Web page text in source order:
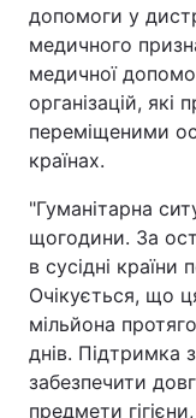
допомоги у
медичного
медичної
організацій,
переміщеними
країнах.
"Гуманітарна
щогодини. За
в сусідні
Очікується, що
мільйона
днів. Підтримка
забезпечити
предмети